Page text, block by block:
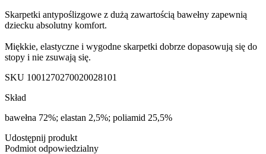
Skarpetki antypoślizgowe z dużą zawartością bawełny zapewnią
dziecku absolutny komfort.
Miękkie, elastyczne i wygodne skarpetki dobrze dopasowują się do
stopy i nie zsuwają się.
SKU 1001270270020028101
Skład
bawełna 72%; elastan 2,5%; poliamid 25,5%
Udostępnij produkt
Podmiot odpowiedzialny